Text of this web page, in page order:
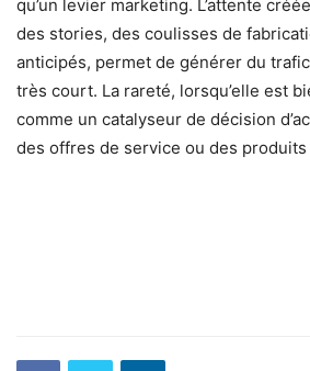
qu’un levier marketing. L’attente
des stories, des coulisses de
anticipés, permet de générer du
très court. La rareté, lorsqu’elle est
comme un catalyseur de décision
des offres de service ou des